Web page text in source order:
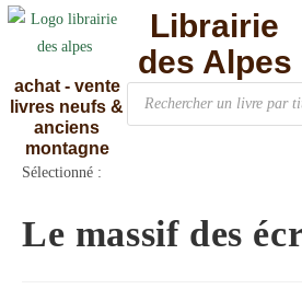
achat - vente
livres neufs &
anciens
montagne
Librairie
des Alpes
Sélectionné :
Le massif des